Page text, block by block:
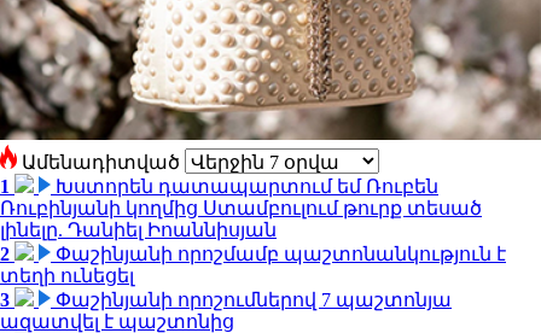
Ամենադիտված
1
Խստորեն դատապարտում եմ Ռուբեն
Ռուբինյանի կողմից Ստամբուլում թուրք տեսած
լինելը. Դանիել Իոաննիսյան
2
Փաշինյանի որոշմամբ պաշտոնանկություն է
տեղի ունեցել
3
Փաշինյանի որոշումներով 7 պաշտոնյա
ազատվել է պաշտոնից